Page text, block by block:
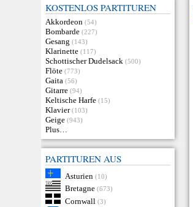
KOSTENLOS PARTITUREN
Akkordeon (54)
Bombarde (227)
Gesang (143)
Klarinette (117)
Schottischer Dudelsack (500)
Flöte (773)
Gaita (56)
Gitarre (94)
Keltische Harfe (15)
Klavier (103)
Geige (943)
Plus…
PARTITUREN AUS
Asturien (10)
Bretagne (673)
Cornwall (3)